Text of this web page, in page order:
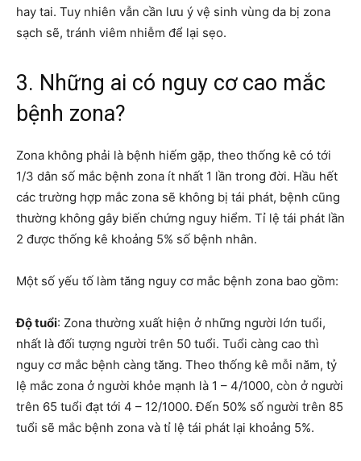
hay tai. Tuy nhiên vẫn cần lưu ý vệ sinh vùng da bị zona
sạch sẽ, tránh viêm nhiễm để lại sẹo.
3. Những ai có nguy cơ cao mắc
bệnh zona?
Zona không phải là bệnh hiếm gặp, theo thống kê có tới
1/3 dân số mắc bệnh zona ít nhất 1 lần trong đời. Hầu hết
các trường hợp mắc zona sẽ không bị tái phát, bệnh cũng
thường không gây biến chứng nguy hiểm. Tỉ lệ tái phát lần
2 được thống kê khoảng 5% số bệnh nhân.
Một số yếu tố làm tăng nguy cơ mắc bệnh zona bao gồm:
Độ tuổi: Zona thường xuất hiện ở những người lớn tuổi,
nhất là đối tượng người trên 50 tuổi. Tuổi càng cao thì
nguy cơ mắc bệnh càng tăng. Theo thống kê mỗi năm, tỷ
lệ mắc zona ở người khỏe mạnh là 1 – 4/1000, còn ở người
trên 65 tuổi đạt tới 4 – 12/1000. Đến 50% số người trên 85
tuổi sẽ mắc bệnh zona và tỉ lệ tái phát lại khoảng 5%.